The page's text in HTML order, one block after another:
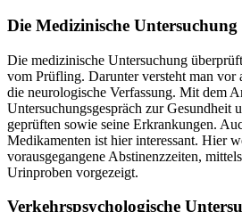
Die Medizinische Untersuchung
Die medizinische Untersuchung
vom Prüfling. Darunter versteht man vor
die neurologische Verfassung. Mit dem
Untersuchungsgespräch zur Gesundheit
geprüften sowie seine Erkrankungen.
Medikamenten ist hier interessant. Hier
vorausgegangene Abstinenzzeiten,
Urinproben vorgezeigt.
Verkehrspsychologische